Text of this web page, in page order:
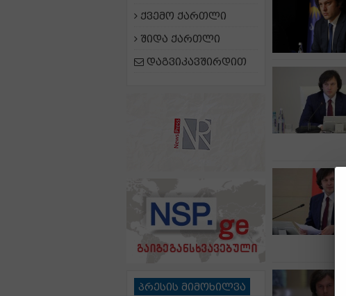
ქვემო ქართლი
შიდა ქართლი
დაგვიკავშირდით
პრესის მიმოხილვა